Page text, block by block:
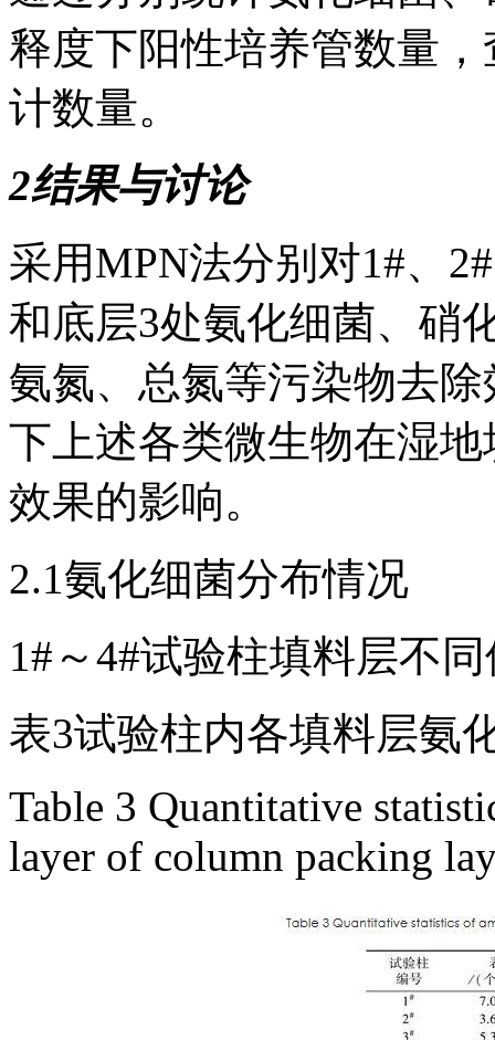
释度下阳性培养管数量
计数量。
2结果与讨论
采用MPN法分别对1#、
和底层3处氨化细菌、硝
氨氮、总氮等污染物去
下上述各类微生物在湿
效果的影响。
2.1氨化细菌分布情况
1#～4#试验柱填料层不
表3试验柱内各填料层氨
Table 3 Quantitative
layer of column packing